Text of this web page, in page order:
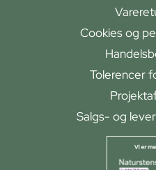
Cookies og
Tolerencer
Salgs- og